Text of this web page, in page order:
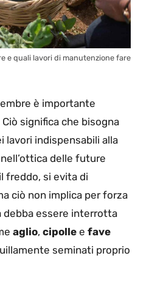
e quali lavori di manutenzione fare
è importante
Ciò significa che bisogna
lavori indispensabili alla
delle future
freddo, si evita di
ciò non implica per forza
debba essere interrotta
aglio, cipolle e fave
seminati proprio